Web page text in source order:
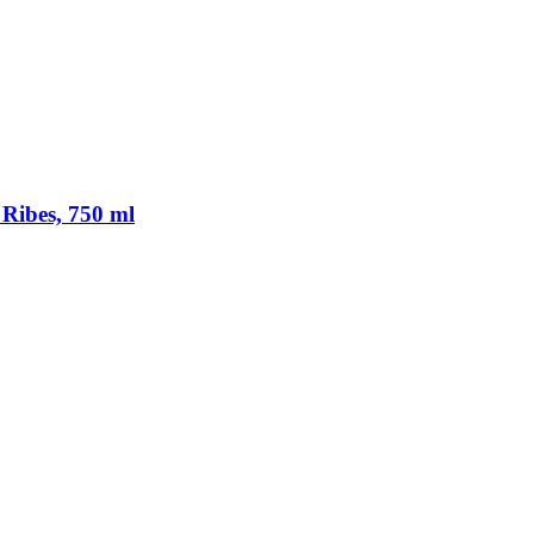
750 ml